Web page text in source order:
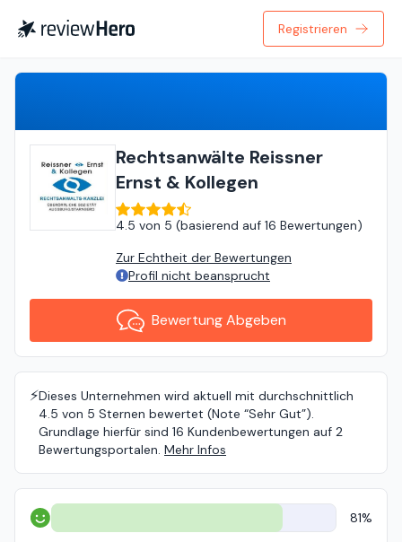
Registrieren
Rechtsanwälte Reissner
Ernst & Kollegen
4.5 von 5 (basierend auf 16 Bewertungen)
Zur Echtheit der Bewertungen
Profil nicht beansprucht
Bewertung Abgeben
⚡️Dieses Unternehmen wird aktuell mit durchschnittlich
4.5 von 5 Sternen bewertet (Note “Sehr Gut”).
Grundlage hierfür sind 16 Kundenbewertungen auf 2
Bewertungsportalen. Mehr Infos
Positiv 81%